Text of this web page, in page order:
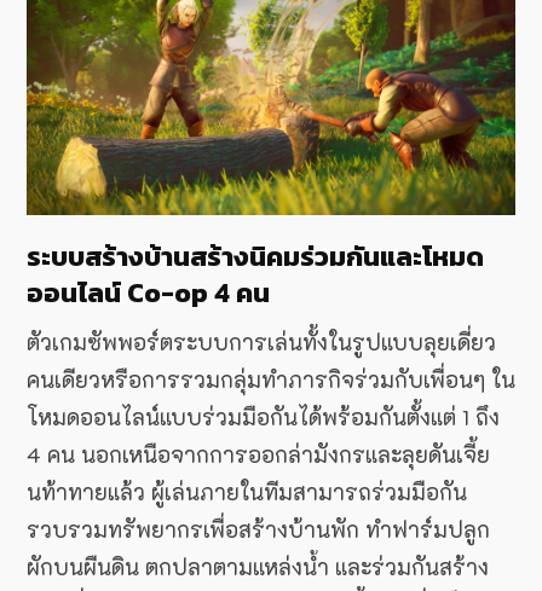
ระบบสร้างบ้านสร้างนิคมร่วมกันและโหมด
ออนไลน์ Co-op 4 คน
ตัวเกมซัพพอร์ตระบบการเล่นทั้งในรูปแบบลุยเดี่ยว
คนเดียวหรือการรวมกลุ่มทำภารกิจร่วมกับเพื่อนๆ ใน
โหมดออนไลน์แบบร่วมมือกันได้พร้อมกันตั้งแต่ 1 ถึง
4 คน นอกเหนือจากการออกล่ามังกรและลุยดันเจี้ย
นท้าทายแล้ว ผู้เล่นภายในทีมสามารถร่วมมือกัน
รวบรวมทรัพยากรเพื่อสร้างบ้านพัก ทำฟาร์มปลูก
ผักบนผืนดิน ตกปลาตามแหล่งน้ำ และร่วมกันสร้าง